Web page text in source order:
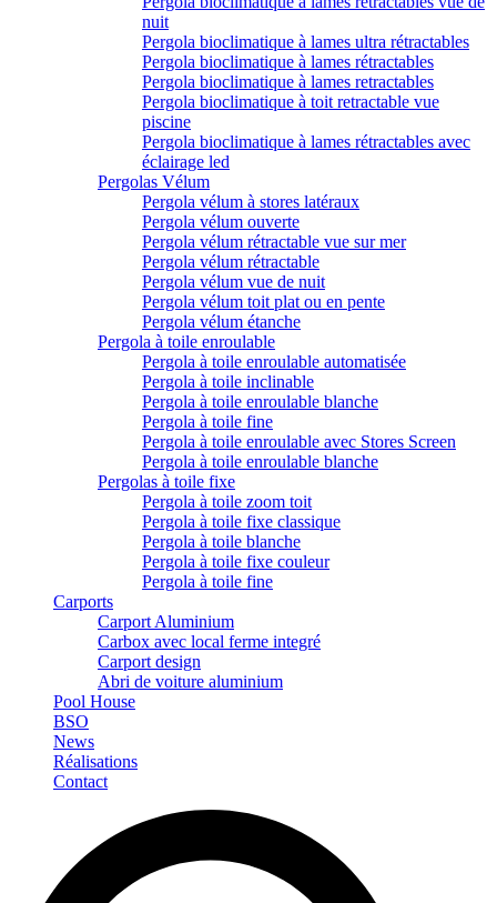
nuit
Pergola bioclimatique à lames ultra rétractables
Pergola bioclimatique à lames rétractables
Pergola bioclimatique à lames retractables
Pergola bioclimatique à toit retractable vue
piscine
Pergola bioclimatique à lames rétractables avec
éclairage led
Pergolas Vélum
Pergola vélum à stores latéraux
Pergola vélum ouverte
Pergola vélum rétractable vue sur mer
Pergola vélum rétractable
Pergola vélum vue de nuit
Pergola vélum toit plat ou en pente
Pergola vélum étanche
Pergola à toile enroulable
Pergola à toile enroulable automatisée
Pergola à toile inclinable
Pergola à toile enroulable blanche
Pergola à toile fine
Pergola à toile enroulable avec Stores Screen
Pergola à toile enroulable blanche
Pergolas à toile fixe
Pergola à toile zoom toit
Pergola à toile fixe classique
Pergola à toile blanche
Pergola à toile fixe couleur
Pergola à toile fine
Carports
Carport Aluminium
Carbox avec local ferme integré
Carport design
Abri de voiture aluminium
Pool House
BSO
News
Réalisations
Contact